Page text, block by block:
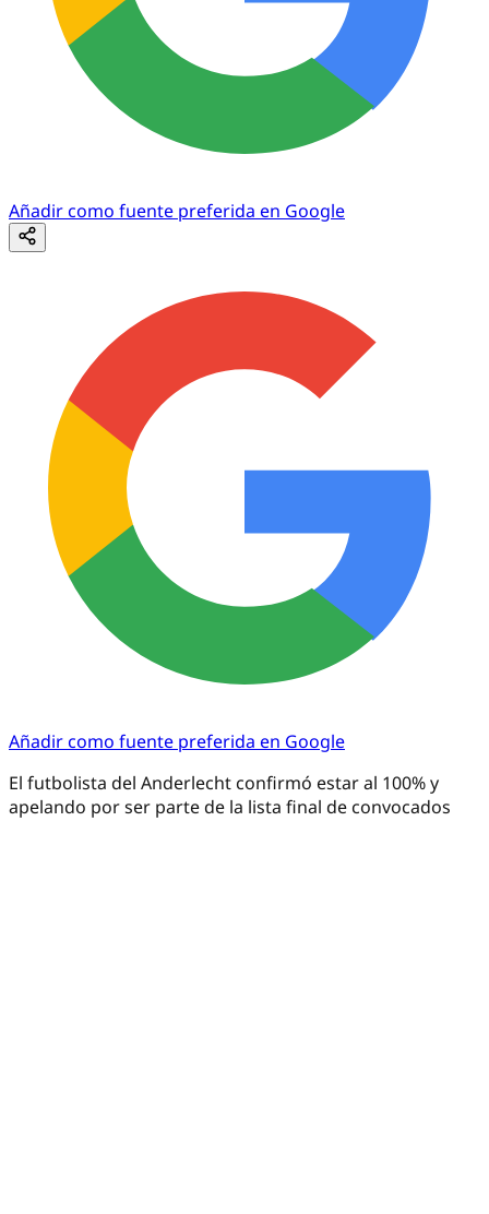
Añadir como fuente preferida en Google
Añadir como fuente preferida en Google
El futbolista del Anderlecht confirmó estar al 100% y
apelando por ser parte de la lista final de convocados